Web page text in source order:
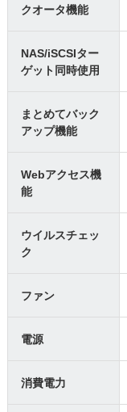
クオータ機能
NAS/iSCSIター
ゲット同時使用
まとめてバック
アップ機能
Webアクセス機
能
ウイルスチェッ
ク
ファン
電源
消費電力